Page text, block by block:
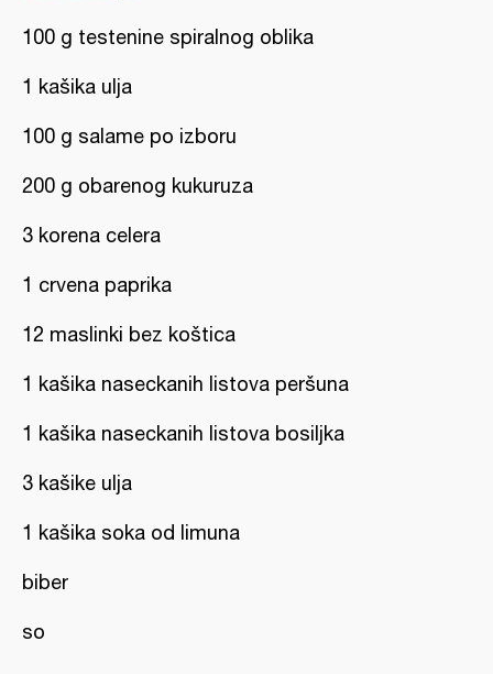
100 g testenine spiralnog oblika
1 kašika ulja
100 g salame po izboru
200 g obarenog kukuruza
3 korena celera
1 crvena paprika
12 maslinki bez koštica
1 kašika naseckanih listova peršuna
1 kašika naseckanih listova bosiljka
3 kašike ulja
1 kašika soka od limuna
biber
so